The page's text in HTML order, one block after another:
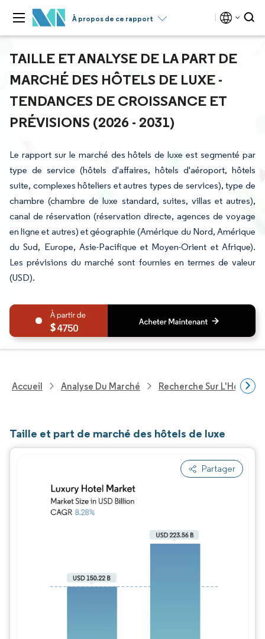
À propos de ce rapport
TAILLE ET ANALYSE DE LA PART DE
MARCHÉ DES HÔTELS DE LUXE -
TENDANCES DE CROISSANCE ET
PRÉVISIONS (2026 - 2031)
Le rapport sur le marché des hôtels de luxe est segmenté par
type de service (hôtels d'affaires, hôtels d'aéroport, hôtels
suite, complexes hôteliers et autres types de services), type de
chambre (chambre de luxe standard, suites, villas et autres),
canal de réservation (réservation directe, agences de voyage
en ligne et autres) et géographie (Amérique du Nord, Amérique
du Sud, Europe, Asie-Pacifique et Moyen-Orient et Afrique).
Les prévisions du marché sont fournies en termes de valeur
(USD).
4750
Accueil Analyse Du Marché Recherche Sur
Taille et part de marché des hôtels de luxe
Partager